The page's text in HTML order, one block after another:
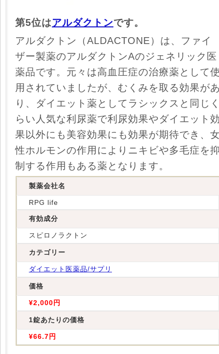
第5位はアルダクトンです。
アルダクトン（ALDACTONE）は、ファイ
ザー製薬のアルダクトンAのジェネリック医
薬品です。元々は高血圧症の治療薬として
用されていましたが、むくみを取る効果が
り、ダイエット薬としてラシックスと同じ
らい人気な利尿薬で利尿効果やダイエット
果以外にも美容効果にも効果が期待でき、
性ホルモンの作用によりニキビや多毛症を
制する作用もある薬となります。
製薬会社名
RPG life
有効成分
スピロノラクトン
カテゴリー
ダイエット医薬品/サプリ
価格
¥2,000円
1錠あたりの価格
¥66.7円